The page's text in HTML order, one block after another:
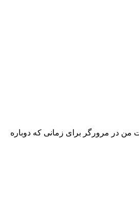
من در مرورگر برای زمانی که دوباره